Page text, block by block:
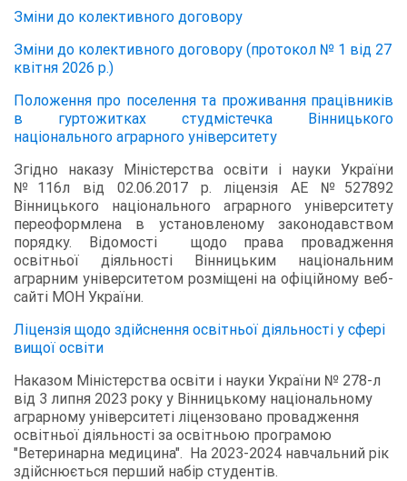
Зміни до колективного договору
Зміни до колективного договору (протокол № 1 від 27
квітня 2026 р.)
Положення про поселення та проживання працівників
в гуртожитках студмістечка Вінницького
національного аграрного університету
Згідно наказу Міністерства освіти і науки України
№116л від 02.06.2017 р. ліцензія АЕ №527892
Вінницького національного аграрного університету
переоформлена в установленому законодавством
порядку. Відомості щодо права провадження
освітньої діяльності Вінницьким національним
аграрним університетом розміщені на офіційному веб-
сайті МОН України.
Ліцензія щодо здійснення освітньої діяльності у сфері
вищої освіти
Наказом Міністерства освіти і науки України № 278-л
від 3 липня 2023 року у Вінницькому національному
аграрному університеті ліцензовано провадження
освітньої діяльності за освітньою програмою
"Ветеринарна медицина". На 2023-2024 навчальний рік
здійснюється перший набір студентів.